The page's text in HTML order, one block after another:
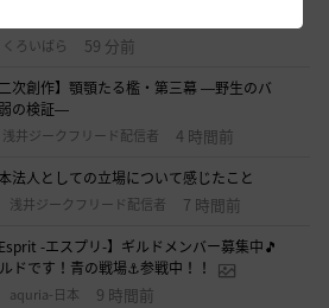
くろいばら 59 分前
二次創作】顎顎たる檻・第三幕 ―野生のバ
の検証―
浅井ジークフリード配信者 4 時間前
法人としての立場について感じたこと
浅井ジークフリード配信者 7 時間前
Esprit -エスプリ-】ギルドメンバー募集中🎵
ドです！青の戦場⚓参戦中！！
aquria-日本 9 時間前